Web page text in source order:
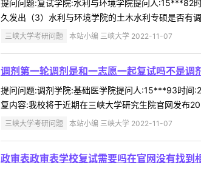
提问问题:复试学院:水利与环境学院提问人:15***82
久发出（3）水利与环境学院的土木水利专硕是否有
三峡大学考研问题 本站小编 三峡大学 2022-11-07
调剂第一轮调剂是和一志愿一起复试吗不是调
提问问题:调剂学院:基础医学院提问人:15***93时间
复内容:我校将于近期在三峡大学研究生院官网发布
三峡大学考研问题 本站小编 三峡大学 2022-11-07
政审表政审表学校复试需要吗在官网没有找到